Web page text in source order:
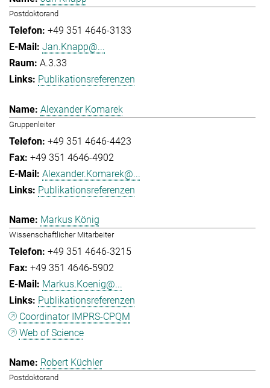
Postdoktorand
+49 351 4646-3133
Jan.Knapp@...
A.3.33
Publikationsreferenzen
Alexander Komarek
Gruppenleiter
+49 351 4646-4423
+49 351 4646-4902
Alexander.Komarek@...
Publikationsreferenzen
Markus König
Wissenschaftlicher Mitarbeiter
+49 351 4646-3215
+49 351 4646-5902
Markus.Koenig@...
Publikationsreferenzen
Coordinator IMPRS-CPQM
Web of Science
Robert Küchler
Postdoktorand